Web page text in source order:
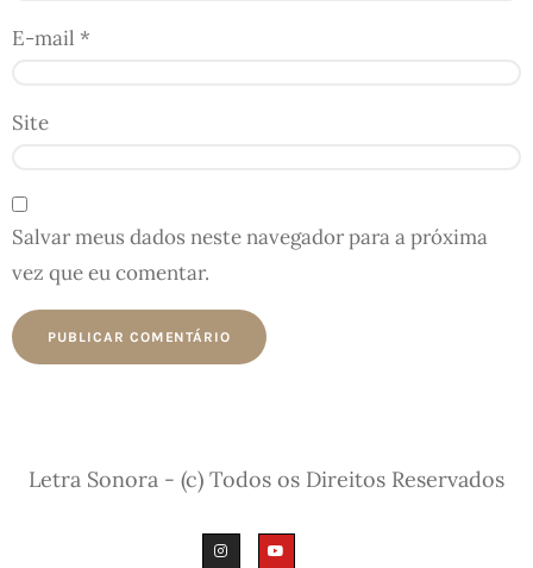
E-mail *
Site
Salvar meus dados neste navegador para a próxima
vez que eu comentar.
Letra Sonora - (c) Todos os Direitos Reservados